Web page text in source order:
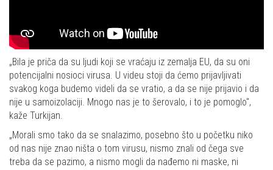
„Bila je priča da su ljudi koji se vraćaju iz zemalja EU, da su oni
potencijalni nosioci virusa. U videu stoji da ćemo prijavljivati
svakog koga budemo videli da se vratio, a da se nije prijavio i da
nije u samoizolaciji. Mnogo nas je to šerovalo, i to je pomoglo",
kaže Turkijan.
„Morali smo tako da se snalazimo, posebno što u početku niko
od nas nije znao ništa o tom virusu, nismo znali od čega sve
treba da se pazimo, a nismo mogli da nađemo ni maske, ni